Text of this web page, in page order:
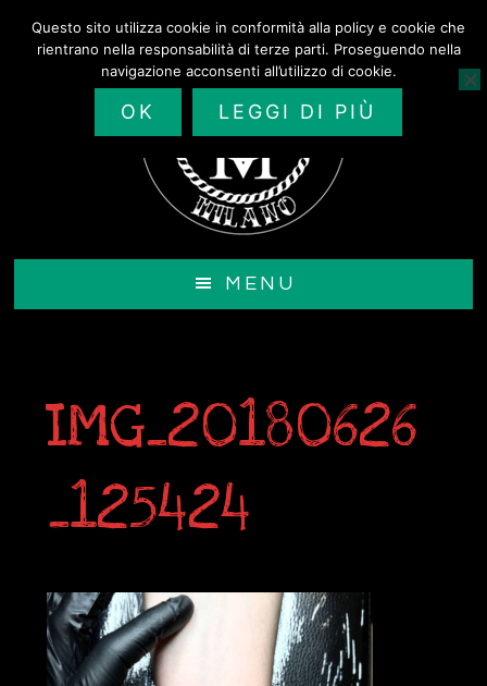
MENU
IMG_20180626
_125424
Questo sito utilizza cookie in conformità alla policy e cookie che
rientrano nella responsabilità di terze parti. Proseguendo nella
navigazione acconsenti all’utilizzo di cookie.
OK LEGGI DI PIÙ